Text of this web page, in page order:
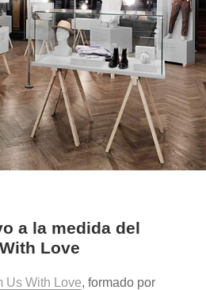
a la medida del
Love
Us With Love, formado por